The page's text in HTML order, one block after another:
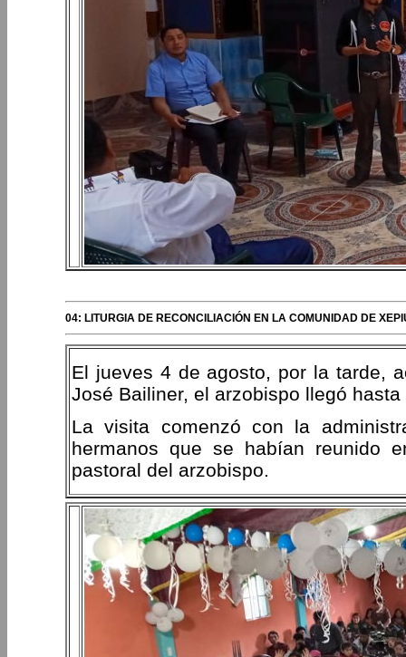
04: LITURGIA DE RECONCILIACIÓN EN LA COMUNIDAD DE
El jueves 4 de agosto, por la tarde,
José Bailiner, el arzobispo llegó
La visita comenzó con la
hermanos que se habían reunido
pastoral del arzobispo.